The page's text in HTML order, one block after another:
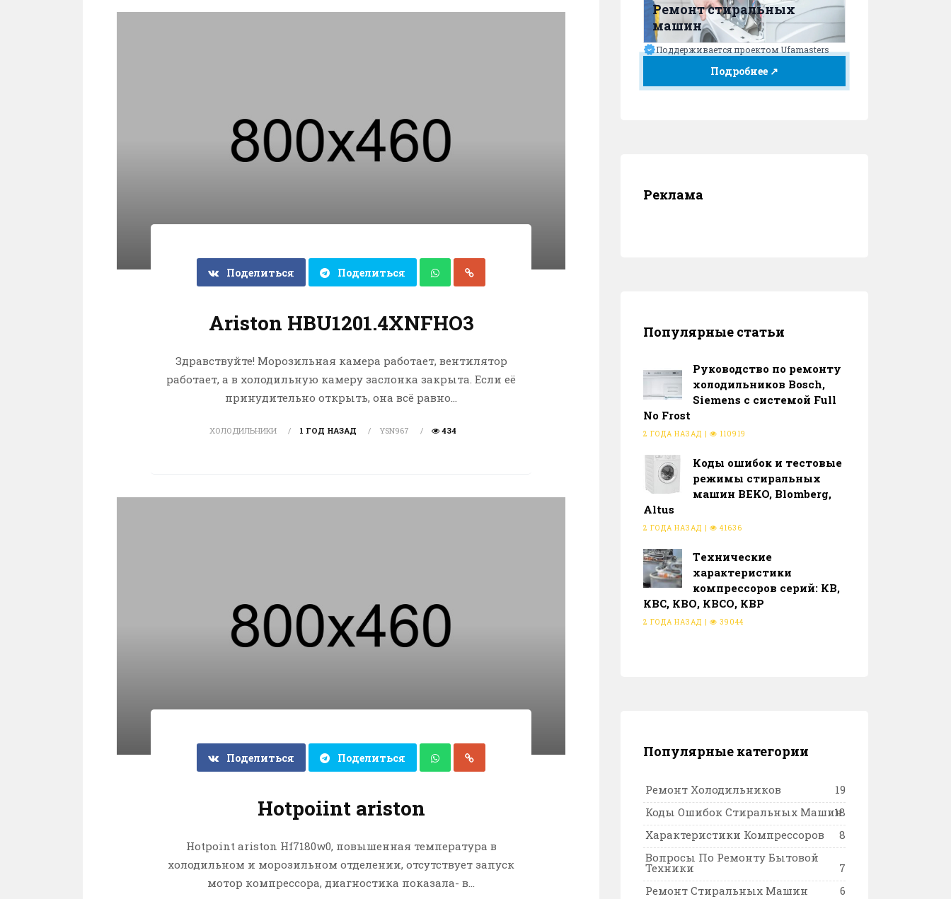
Поделиться Поделиться
Ariston HBU1201.4XNFHO3
Здравствуйте! Морозильная камера работает, вентилятор
работает, а в холодильную камеру заслонка закрыта. Если её
принудительно открыть, она всё равно...
ХОЛОДИЛЬНИКИ 1 ГОД НАЗАД YSN967 434
Поделиться Поделиться
Hotpoiint ariston
Hotpoint ariston Hf7180w0, повышенная температура в
холодильном и морозильном отделении, отсутствует запуск
мотор компрессора, диагностика показала- в...
Ремонт стиральных
машин
Поддерживается проектом Ufamasters
Подробнее ↗
Реклама
Популярные статьи
Руководство по ремонту
холодильников Bosch,
Siemens с системой Full
No Frost
2 ГОДА НАЗАД | 110919
Коды ошибок и тестовые
режимы стиральных
машин BEKO, Blomberg,
Altus
2 ГОДА НАЗАД | 41636
Тeхнические
характеристики
компрессоров серий: КВ,
КВС, КВО, КВСО, КВР
2 ГОДА НАЗАД | 39044
Популярные категории
Ремонт Холодильников
19
Коды Ошибок Стиральных Машин
18
Характеристики Компрессоров
8
Вопросы По Ремонту Бытовой
Техники
7
Ремонт Стиральных Машин
6